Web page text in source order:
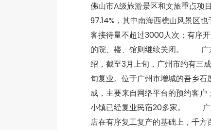
佛山市A级旅游景区和文旅重点项
97.14%，其中南海西樵山风景区
客接待量不超过3000人次；有序
的院、楼、馆则继续关闭。 广
绍，截至3月上旬，广州市约有三
旬复业。位于广州市增城的吾乡
成，主要来自网络平台的预约客
小镇已经复业民宿20多家。 广
店在有序复工复产的基础上，千方